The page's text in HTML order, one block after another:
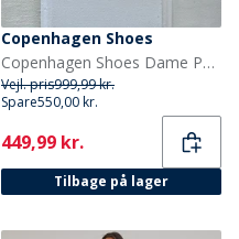
Copenhagen Shoes
Copenhagen Shoes Dame Passion Støvler 0001 Sort
Vejl. pris999,99 kr.
Spare550,00 kr.
Current
449,99 kr.
Tilbage på lager